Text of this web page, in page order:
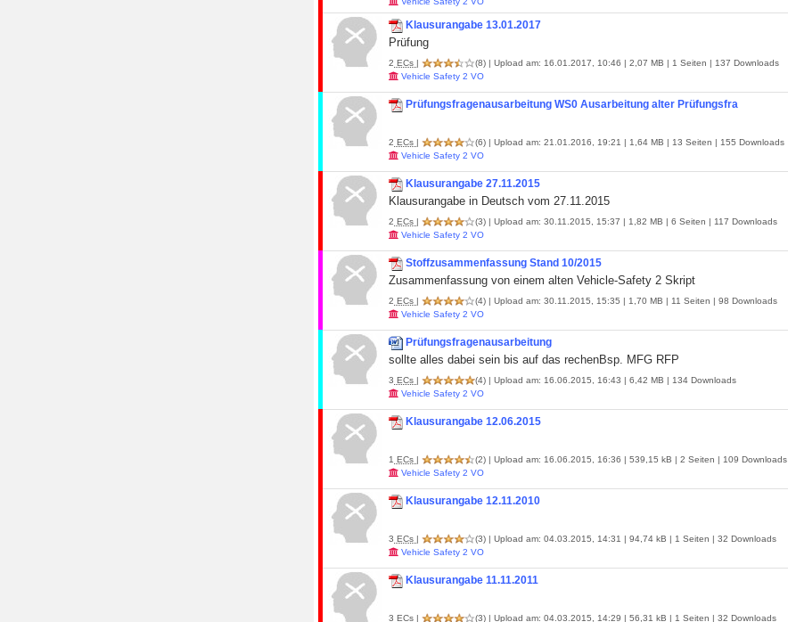
Klausurangabe 13.01.2017
Prüfung
2 ECs | (8) | Upload am: 16.01.2017, 10:46 | 2,07 MB | 1 Seiten | 137 Downloads
Vehicle Safety 2 VO
Prüfungsfragenausarbeitung WS0 Ausarbeitung alter Prüfungsfra
2 ECs | (6) | Upload am: 21.01.2016, 19:21 | 1,64 MB | 13 Seiten | 155 Downloads
Vehicle Safety 2 VO
Klausurangabe 27.11.2015
Klausurangabe in Deutsch vom 27.11.2015
2 ECs | (3) | Upload am: 30.11.2015, 15:37 | 1,82 MB | 6 Seiten | 117 Downloads
Vehicle Safety 2 VO
Stoffzusammenfassung Stand 10/2015
Zusammenfassung von einem alten Vehicle-Safety 2 Skript
2 ECs | (4) | Upload am: 30.11.2015, 15:35 | 1,70 MB | 11 Seiten | 98 Downloads
Vehicle Safety 2 VO
Prüfungsfragenausarbeitung
sollte alles dabei sein bis auf das rechenBsp. MFG RFP
3 ECs | (4) | Upload am: 16.06.2015, 16:43 | 6,42 MB | 134 Downloads
Vehicle Safety 2 VO
Klausurangabe 12.06.2015
1 ECs | (2) | Upload am: 16.06.2015, 16:36 | 539,15 kB | 2 Seiten | 109 Downloads
Vehicle Safety 2 VO
Klausurangabe 12.11.2010
3 ECs | (3) | Upload am: 04.03.2015, 14:31 | 94,74 kB | 1 Seiten | 32 Downloads
Vehicle Safety 2 VO
Klausurangabe 11.11.2011
3 ECs | (3) | Upload am: 04.03.2015, 14:29 | 56,31 kB | 1 Seiten | 32 Downloads